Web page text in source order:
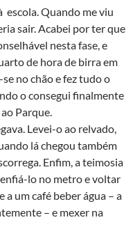
Quando me viu
sair. Acabei por ter que
nesta fase, e
de hora de birra em
no chão e fez tudo o
o consegui finalmente
Parque.
Levei-o ao relvado,
lá chegou também
Enfim, a teimosia
lo no metro e voltar
a um café beber água – a
– e mexer na